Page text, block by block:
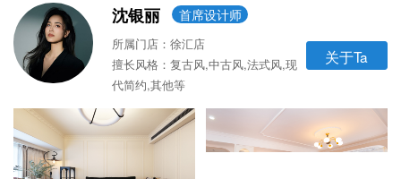
沈银丽 首席设计师
所属门店：徐汇店
擅长风格：复古风,中古风,法式风,现
代简约,其他等
关于Ta